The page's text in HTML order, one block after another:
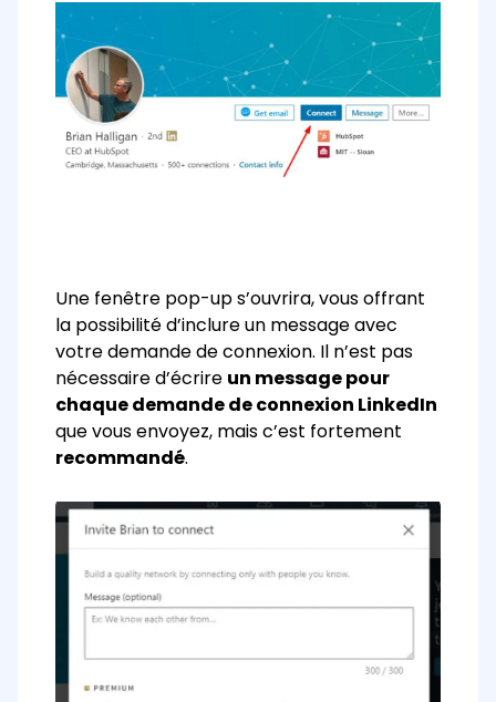
Une fenêtre pop-up s’ouvrira, vous offrant
la possibilité d’inclure un message avec
votre demande de connexion. Il n’est pas
nécessaire d’écrire un message pour
chaque demande de connexion LinkedIn
que vous envoyez, mais c’est fortement
recommandé.